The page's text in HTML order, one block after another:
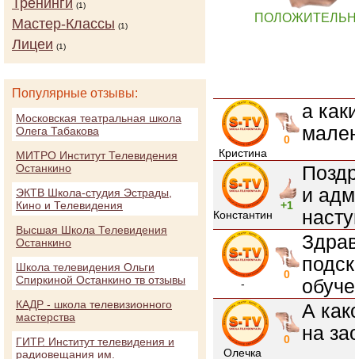
Кристина
0
а
Константин
+1
и
-
0
Олечка
0
А
на
Тренинги (1)
Мастер-Классы (1)
Лицеи (1)
Популярные отзывы:
Московская театральная школа
Олега Табакова
МИТРО Институт Телевидения
Останкино
ЭКТВ Школа-студия Эстрады,
Кино и Телевидения
Высшая Школа Телевидения
Останкино
Школа телевидения Ольги
Спиркиной Останкино тв отзывы
КАДР - школа телевизионного
мастерства
ГИТР. Институт телевидения и
радиовещания им.